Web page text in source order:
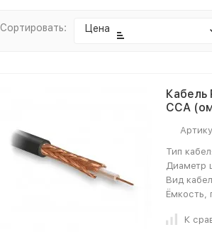
Сортировать: Цена
Кабель
CCA
Тип
Диаметр
Вид
Ёмкость,
К